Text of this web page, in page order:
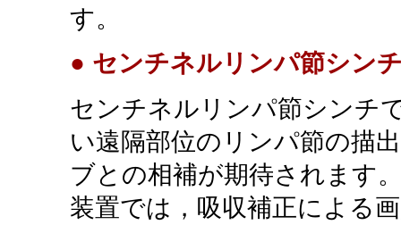
す。
● センチネルリンパ節シン
センチネルリンパ節シンチ
い遠隔部位のリンパ節の描
ブとの相補が期待されます
装置では，吸収補正による